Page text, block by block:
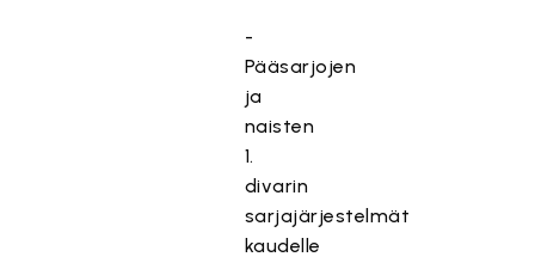
-
Pääsarjojen
ja
naisten
1.
divarin
sarjajärjestelmät
kaudelle